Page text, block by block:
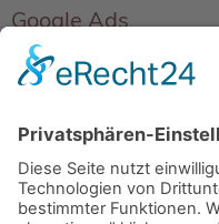
Google Ads
Der Websitebetreiber
ein Online-
Google Ads ermöglicht es
Suchmaschine oder auf
der Nutzer bestimmte
(Keyword-Targeting).